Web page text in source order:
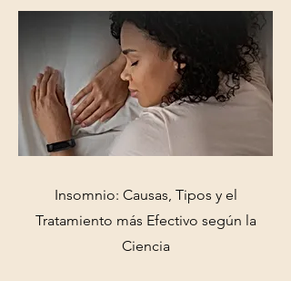
Insomnio: Causas, Tipos y el
Tratamiento más Efectivo según la
Ciencia